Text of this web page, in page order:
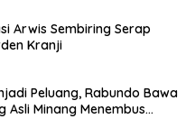
Arwis Sembiring Serap
Kranji
Peluang, Rabundo Bawa
Asli Minang Menembus